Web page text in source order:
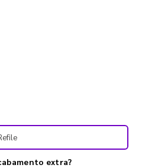
extra?